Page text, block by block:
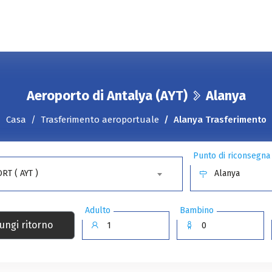
Aeroporto di Antalya (AYT) Alanya
Casa Trasferimento aeroportuale Alanya Trasferimento
( AYT )
Punto di riconsegna
Alanya
ritorno
Adulto Bambino